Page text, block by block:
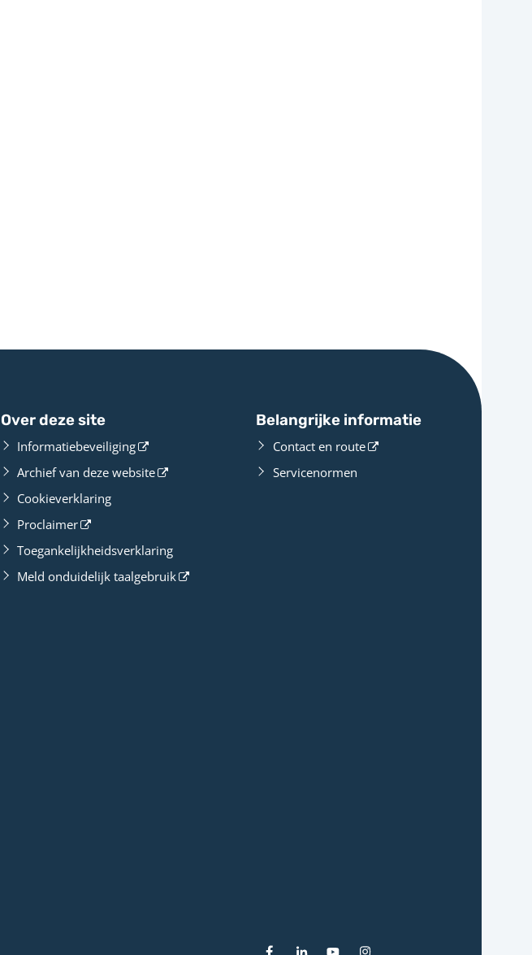
Over deze site
Informatiebeveiliging
Archief van deze website
Cookieverklaring
Proclaimer
Toegankelijkheidsverklaring
Meld onduidelijk taalgebruik
Belangrijke informatie
Contact en route
Servicenormen